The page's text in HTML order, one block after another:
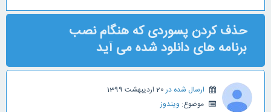
حذف کردن پسوردی که هنگام نصب
برنامه های دانلود شده می آید
ارسال شده در 20 اردیبهشت 1399
موضوع: ویندوز